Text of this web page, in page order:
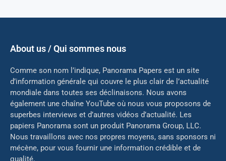
About us / Qui sommes nous
Comme son nom l’indique, Panorama Papers est un site
d’information générale qui couvre le plus clair de l’actualité
mondiale dans toutes ses déclinaisons. Nous avons
également une chaîne YouTube où nous vous proposons de
superbes interviews et d’autres vidéos d’actualité. Les
papiers Panorama sont un produit Panorama Group, LLC.
Nous travaillons avec nos propres moyens, sans sponsors ni
mécène, pour vous fournir une information crédible et de
qualité.